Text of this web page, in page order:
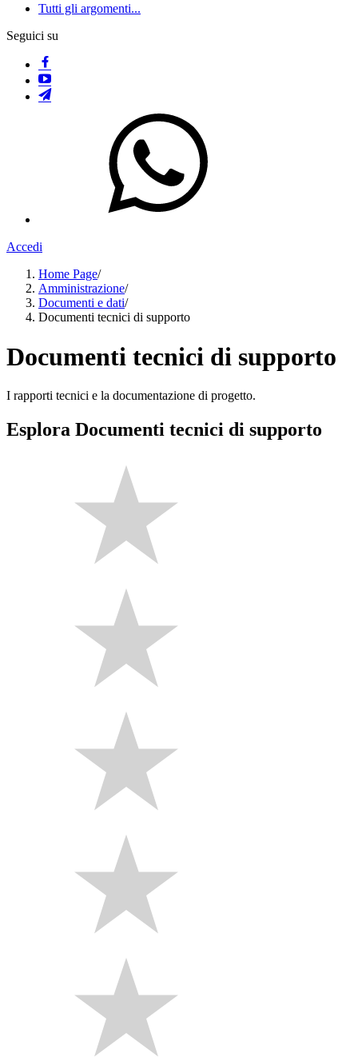
Tutti gli argomenti...
Seguici su
Accedi
Home Page/
Amministrazione/
Documenti e dati/
Documenti tecnici di supporto
Documenti tecnici di supporto
I rapporti tecnici e la documentazione di progetto.
Esplora Documenti tecnici di supporto